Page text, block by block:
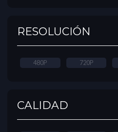
RESOLUCIÓN
480P 720P
CALIDAD